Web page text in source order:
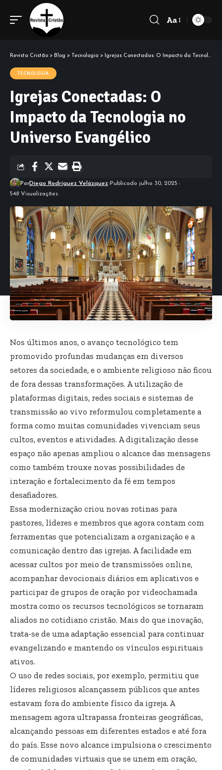
Font
Aa
Revista Cristão > Blog > Tecnologia > Igrejas Conectadas: O Impacto da Tecnologia no Universo Evangélico
TECNOLOGIA
Igrejas Conectadas: O
Impacto da Tecnologia no
Universo Evangélico
PorDiego Rodríguez Velázquez Publicado julho 30, 2025
548 Visualizações
Nos últimos anos, o avanço tecnológico tem
promovido profundas mudanças em diversos
setores da sociedade, e o ambiente religioso não ficou
de fora dessas transformações. A utilização de
plataformas digitais, redes sociais e sistemas de
transmissão ao vivo reformulou completamente a
forma como muitas comunidades vivenciam seus
cultos, eventos e atividades. A digitalização desse
espaço não apenas ampliou o alcance das mensagens
como também trouxe novas possibilidades de
interação e fortalecimento da fé em tempos
desafiadores.
Essa modernização criou novas rotinas para
pastores, líderes e membros que agora contam com
ferramentas que potencializam a organização e a
comunicação dentro das igrejas. A facilidade em
acessar cultos por meio de transmissões online,
acompanhar devocionais diários em aplicativos e
participar de grupos de oração por videochamada
mostra como os recursos tecnológicos se tornaram
aliados no cotidiano cristão. Mais do que inovação,
trata-se de uma adaptação essencial para continuar
evangelizando e mantendo os vínculos espirituais
ativos.
O uso de redes sociais, por exemplo, permitiu que
líderes religiosos alcançassem públicos que antes
estavam fora do ambiente físico da igreja. A
mensagem agora ultrapassa fronteiras geográficas,
alcançando pessoas em diferentes estados e até fora
do país. Esse novo alcance impulsiona o crescimento
de comunidades virtuais que se unem em oração,